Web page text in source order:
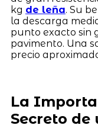
kg de leña. Su
la descarga
punto exacto sin
pavimento. Una
precio
La
Secreto de